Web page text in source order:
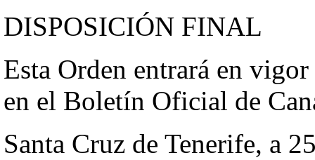
DISPOSICIÓN FINAL
Esta Orden entrará en
en el Boletín Oficial de
Santa Cruz de Tenerife, a